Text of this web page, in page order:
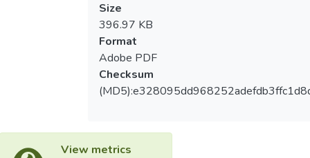
Size
396.97 KB
Format
Adobe PDF
Checksum
View metrics